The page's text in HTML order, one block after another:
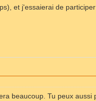
et j'essaierai de
beaucoup. Tu peux